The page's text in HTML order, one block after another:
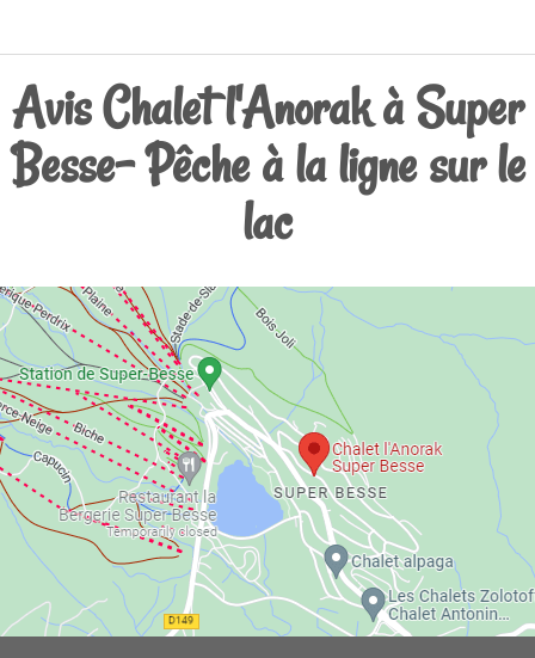
Avis Chalet l'Anorak à Super
Besse- Pêche à la ligne sur le
lac